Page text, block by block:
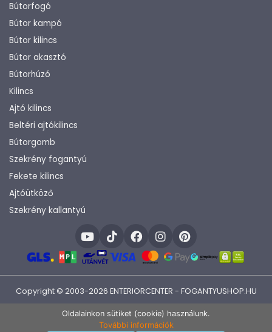
Bútorfogó
Bútor kampó
Bútor kilincs
Bútor akasztó
Bútorhúzó
Kilincs
Ajtó kilincs
Beltéri ajtókilincs
Bútorgomb
Szekrény fogantyú
Fekete kilincs
Ajtóütköző
Szekrény kallantyú
Copyright © 2003-2026 ENTERIORCENTER - FOGANTYUSHOP.HU
Oldalainkon sütiket (cookie) használunk.
További információk